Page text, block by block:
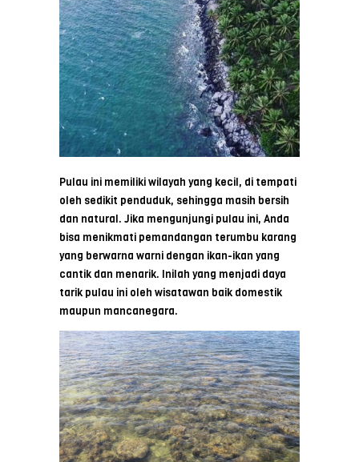
Pulau ini memiliki wilayah yang kecil, di tempati
oleh sedikit penduduk, sehingga masih bersih
dan natural. Jika mengunjungi pulau ini, Anda
bisa menikmati pemandangan terumbu karang
yang berwarna warni dengan ikan-ikan yang
cantik dan menarik. Inilah yang menjadi daya
tarik pulau ini oleh wisatawan baik domestik
maupun mancanegara.